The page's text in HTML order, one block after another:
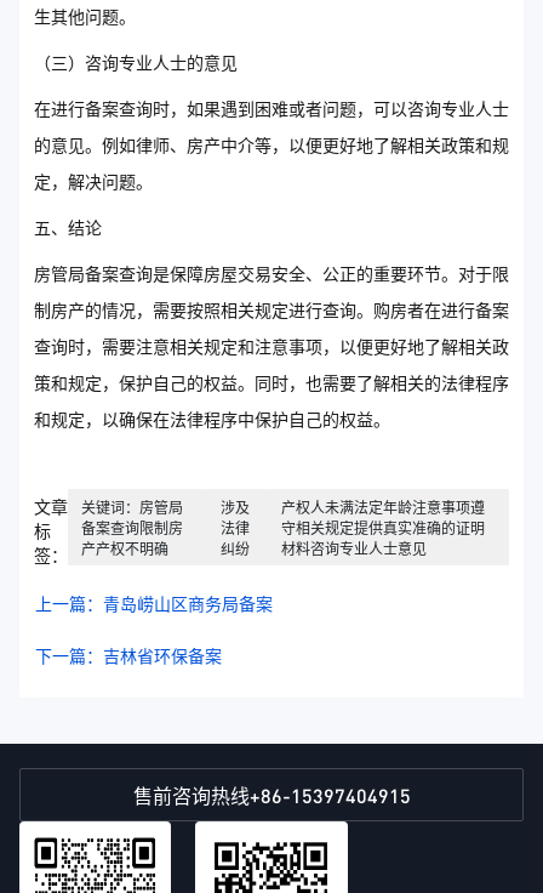
生其他问题。
（三）咨询专业人士的意见
在进行备案查询时，如果遇到困难或者问题，可以咨询专业人士
的意见。例如律师、房产中介等，以便更好地了解相关政策和规
定，解决问题。
五、结论
房管局备案查询是保障房屋交易安全、公正的重要环节。对于限
制房产的情况，需要按照相关规定进行查询。购房者在进行备案
查询时，需要注意相关规定和注意事项，以便更好地了解相关政
策和规定，保护自己的权益。同时，也需要了解相关的法律程序
和规定，以确保在法律程序中保护自己的权益。
文章
标
签：
关键词：房管局
备案查询限制房
产产权不明确
涉及
法律
纠纷
产权人未满法定年龄注意事项遵
守相关规定提供真实准确的证明
材料咨询专业人士意见
上一篇：青岛崂山区商务局备案
下一篇：吉林省环保备案
售前咨询热线+86-15397404915